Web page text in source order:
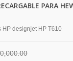
PARA
HP designjet HP T610